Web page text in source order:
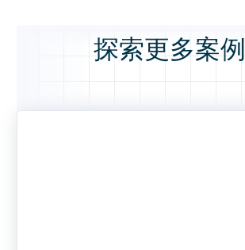
探索更多案例